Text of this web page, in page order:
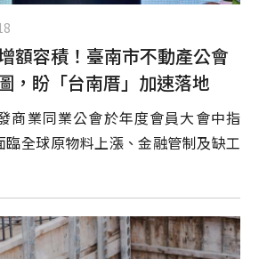
額容積！臺南市不動產公會
，盼「台南厝」加速落地
商業同業公會於年度會員大會中指
臨全球原物料上漲、金融管制及缺工